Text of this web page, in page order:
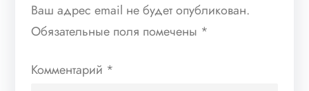
Ваш адрес email не будет опубликован.
Обязательные поля помечены *
Комментарий *